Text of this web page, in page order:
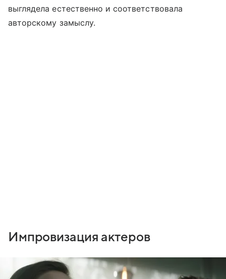
выглядела естественно и соответствовала
авторскому замыслу.
Импровизация актеров